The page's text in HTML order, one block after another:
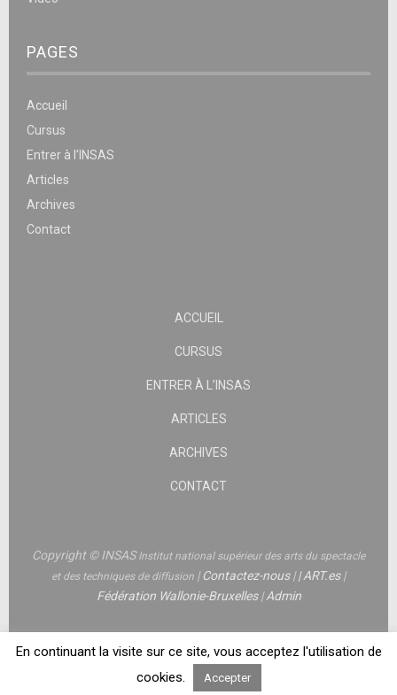
PAGES
Accueil
Cursus
Entrer à l’INSAS
Articles
Archives
Contact
ACCUEIL
CURSUS
ENTRER À L’INSAS
ARTICLES
ARCHIVES
CONTACT
Copyright © INSASInstitut national supérieur des arts du spectacle
et des techniques de diffusion |Contactez-nous||ART.es|
Fédération Wallonie-Bruxelles|Admin
En continuant la visite sur ce site, vous acceptez l'utilisation de
cookies.
Accepter